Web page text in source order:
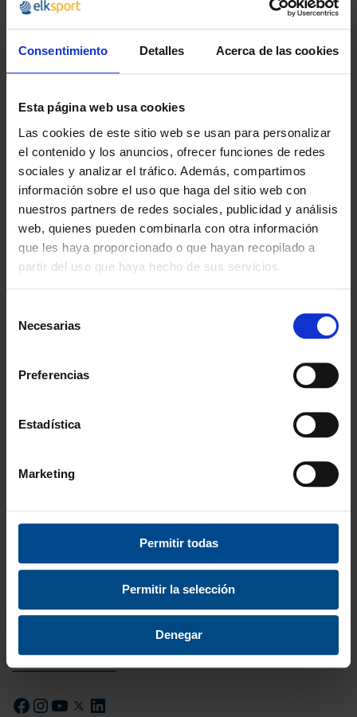
Consentimiento Detalles Acerca de las cookies
Esta página web usa cookies
Las cookies de este sitio web se usan para personalizar
el contenido y los anuncios, ofrecer funciones de redes
sociales y analizar el tráfico. Además, compartimos
información sobre el uso que haga del sitio web con
nuestros partners de redes sociales, publicidad y análisis
web, quienes pueden combinarla con otra información
que les haya proporcionado o que hayan recopilado a
partir del uso que haya hecho de sus servicios.
Necesarias
Preferencias
Estadística
Marketing
Permitir todas
Permitir la selección
Denegar
Envío gratis
Garantía
En cambio y devolución
Disponibilidad
Amplio stock disponible
Calidad
ISO 9001:2015
FORMAS DE PAGO
3 Años de garantía
Todas las novedades que introducimos son
probadas por nuestro equipo.
SÍGUENOS